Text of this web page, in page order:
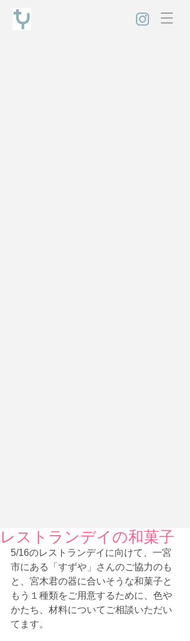
レストランデイの和菓子
5/16のレストランデイに向けて、一宮
市にある「すずや」さんのご協力のも
と、宮木君の器に合いそうな和菓子と
もう１種類をご用意するために、色や
かたち、材料についてご相談いただい
てます。